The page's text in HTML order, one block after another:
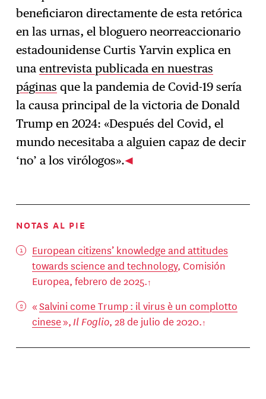
beneficiaron directamente de esta retórica
en las urnas, el bloguero neorreaccionario
estadounidense Curtis Yarvin explica en
unaentrevista publicada en nuestras
páginas que la pandemia de Covid-19 sería
la causa principal de la victoria de Donald
Trump en 2024: «Después del Covid, el
mundo necesitaba a alguien capaz de decir
‘no’ a los virólogos».
NOTAS AL PIE
European citizens’ knowledge and attitudes
towards science and technology, Comisión
Europea, febrero de 2025.
«Salvini come Trump : il virus è un complotto
cinese»,Il Foglio, 28 de julio de 2020.